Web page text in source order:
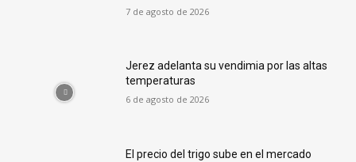
7 de agosto de 2026
Jerez adelanta su vendimia por las altas
temperaturas
6 de agosto de 2026
El precio del trigo sube en el mercado